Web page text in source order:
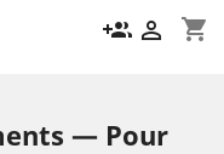
shopping_cart
group_add 
— Pour